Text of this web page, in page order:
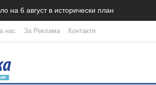
на 6 август в исторически план
нас За Реклама Контакти